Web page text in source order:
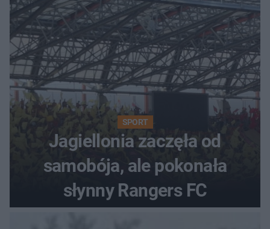
SPORT
Jagiellonia zaczęła od
samobója, ale pokonała
słynny Rangers FC